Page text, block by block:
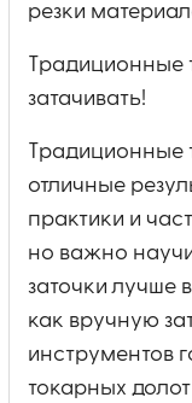
резки
Традиционные
затачивать!
Традиционные
отличные
практики и
но важно
заточки лучше
как вручную
инструментов
токарных